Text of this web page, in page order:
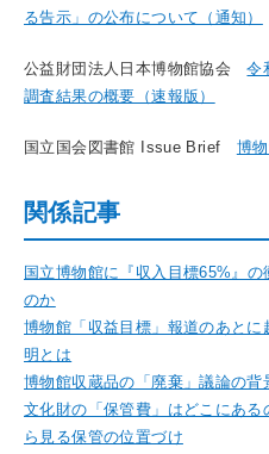
る告示」の公布について（通知）
公益財団法人日本博物館協会令
調査結果の概要（速報版）
国立国会図書館 Issue Brief 博
関係記事
国立博物館に『収入目標65%』
のか
博物館「収益目標」報道のあと
明とは
博物館収蔵品の「廃棄」議論の
文化財の「保管費」はどこにあ
ら見る保管の位置づけ